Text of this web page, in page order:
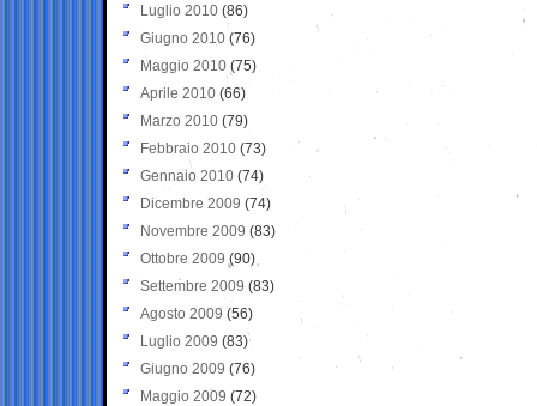
Luglio 2010 (86)
Giugno 2010 (76)
Maggio 2010 (75)
Aprile 2010 (66)
Marzo 2010 (79)
Febbraio 2010 (73)
Gennaio 2010 (74)
Dicembre 2009 (74)
Novembre 2009 (83)
Ottobre 2009 (90)
Settembre 2009 (83)
Agosto 2009 (56)
Luglio 2009 (83)
Giugno 2009 (76)
Maggio 2009 (72)